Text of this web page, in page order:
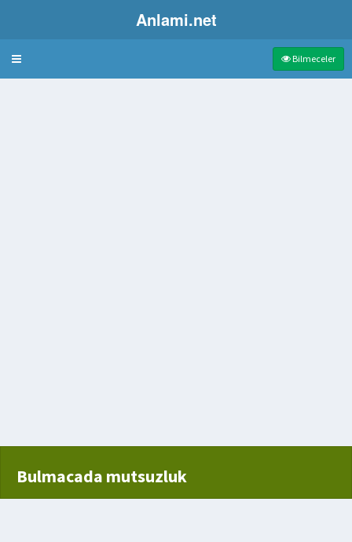
Anlami.net
Bulmaca Bilmeceler
Bulmacada mutsuzluk